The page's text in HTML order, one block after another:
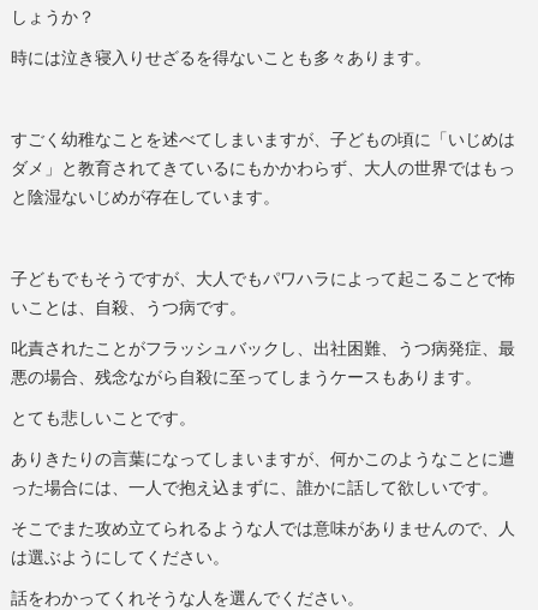
しょうか？
時には泣き寝入りせざるを得ないことも多々あります。
すごく幼稚なことを述べてしまいますが、子どもの頃に「いじめは
ダメ」と教育されてきているにもかかわらず、大人の世界ではもっ
と陰湿ないじめが存在しています。
子どもでもそうですが、大人でもパワハラによって起こることで怖
いことは、自殺、うつ病です。
叱責されたことがフラッシュバックし、出社困難、うつ病発症、最
悪の場合、残念ながら自殺に至ってしまうケースもあります。
とても悲しいことです。
ありきたりの言葉になってしまいますが、何かこのようなことに遭
った場合には、一人で抱え込まずに、誰かに話して欲しいです。
そこでまた攻め立てられるような人では意味がありませんので、人
は選ぶようにしてください。
話をわかってくれそうな人を選んでください。